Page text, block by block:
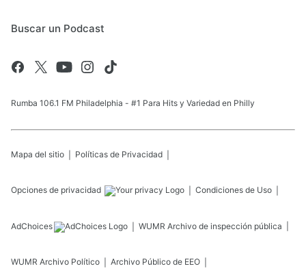
Buscar un Podcast
Rumba 106.1 FM Philadelphia - #1 Para Hits y Variedad en Philly
Mapa del sitio Políticas de Privacidad
Opciones de privacidad Condiciones de Uso
AdChoices WUMR Archivo de inspección pública
WUMR Archivo Político Archivo Público de EEO